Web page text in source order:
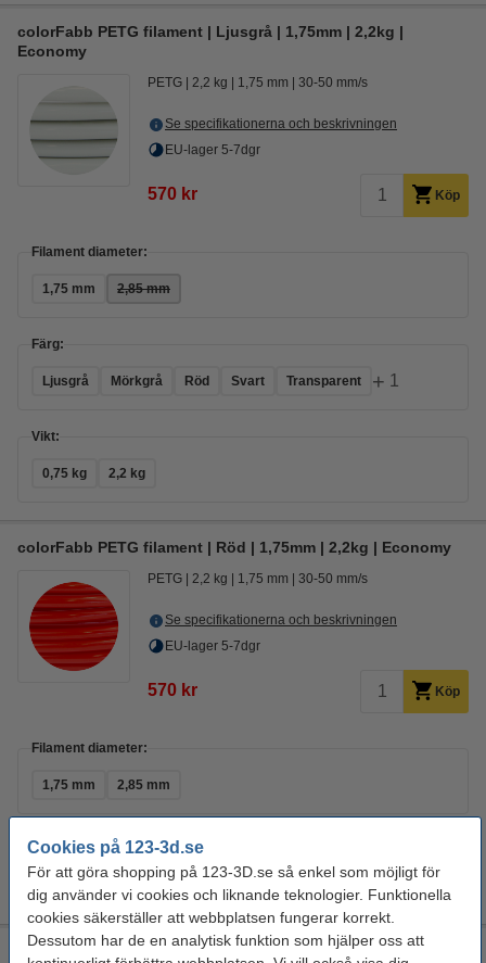
Cookies på 123-3d.se
För att göra shopping på 123-3D.se så enkel som möjligt för
dig använder vi cookies och liknande teknologier. Funktionella
cookies säkerställer att webbplatsen fungerar korrekt.
Dessutom har de en analytisk funktion som hjälper oss att
colorFabb PETG filament | Ljusgrå | 1,75mm | 2,2kg |
Economy
PETG 2,2 kg 1,75 mm 30-50 mm/s
Se specifikationerna och beskrivningen
EU-lager 5-7dgr
570 kr Köp
Filament diameter:
1,75 mm 2,85 mm
Färg:
Ljusgrå Mörkgrå Röd Svart Transparent + 1
Vikt:
0,75 kg 2,2 kg
colorFabb PETG filament | Röd | 1,75mm | 2,2kg | Economy
PETG 2,2 kg 1,75 mm 30-50 mm/s
Se specifikationerna och beskrivningen
EU-lager 5-7dgr
570 kr Köp
Filament diameter:
1,75 mm 2,85 mm
Färg:
Ljusgrå Mörkgrå Röd Svart Transparent + 1
colorFabb PETG filament | Transparent | 1,75mm | 0,75kg |